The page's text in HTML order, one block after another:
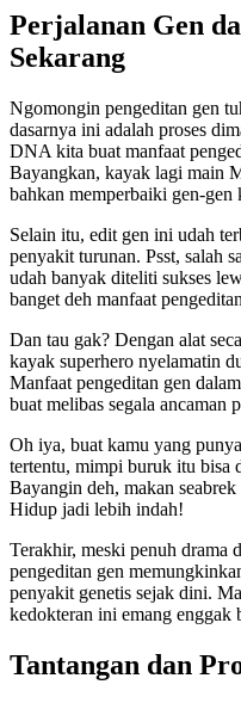
Perjalanan Gen
Sekarang
Ngomongin pengeditan gen
dasarnya ini adalah proses
DNA kita buat manfaat
Bayangkan, kayak lagi main
bahkan memperbaiki gen-gen
Selain itu, edit gen ini udah
penyakit turunan. Psst, salah
udah banyak diteliti sukses
banget deh manfaat
Dan tau gak? Dengan alat
kayak superhero nyelamatin
Manfaat pengeditan gen
buat melibas segala ancaman
Oh iya, buat kamu yang
tertentu, mimpi buruk itu bisa
Bayangin deh, makan
Hidup jadi lebih indah!
Terakhir, meski penuh drama
pengeditan gen
penyakit genetis sejak dini.
kedokteran ini emang enggak
Tantangan dan